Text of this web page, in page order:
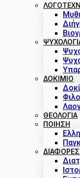
ΔΟΚΊΜΙΟ
ΘΕΟΛΟΓΙΑ
ΠΟΙΗΣΗ